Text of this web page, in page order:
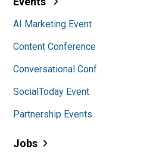
AI Marketing Event
Content Conference
Conversational Conf.
SocialToday Event
Partnership Events
Jobs